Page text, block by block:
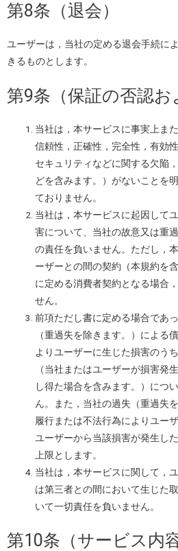
第8条（退会）
ユーザーは，当社の定める退会手続に
きるものとします。
第9条（保証の否認お
当社は，本サービスに事実上ま
信頼性，正確性，完全性，有効
セキュリティなどに関する欠陥
どを含みます。）がないことを
ておりません。
当社は，本サービスに起因して
害について、当社の故意又は重
の責任を負いません。ただし，
ーザーとの間の契約（本規約を
に定める消費者契約となる場合
せん。
前項ただし書に定める場合であ
（重過失を除きます。）による
よりユーザーに生じた損害のう
（当社またはユーザーが損害発
し得た場合を含みます。）につ
ん。また，当社の過失（重過失
履行または不法行為によりユー
ユーザーから当該損害が発生し
上限とします。
当社は，本サービスに関して，
は第三者との間において生じた
いて一切責任を負いません。
第10条（サービス内